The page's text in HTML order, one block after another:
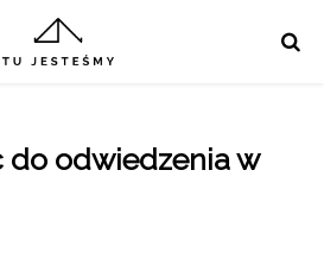
do odwiedzenia w